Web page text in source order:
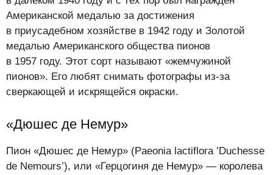
Американской медалью за достижения
в приусадебном хозяйстве в 1942 году и Золотой
медалью Американского общества пионов
в 1957 году. Этот сорт называют «жемчужиной
пионов». Его любят снимать фотографы из-за
сверкающей и искрящейся окраски.
«Дюшес де Немур»
Пион «Дюшес де Немур» (Paeonia lactiflora ’Duchesse
de Nemours’), или «Герцогиня де Немур» — королева